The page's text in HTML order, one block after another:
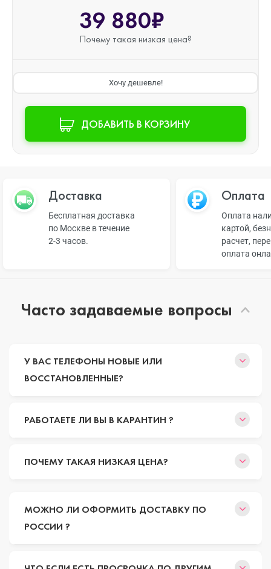
39 880₽
Почему такая низкая цена?
Хочу дешевле!
ДОБАВИТЬ В КОРЗИНУ
Доставка
Бесплатная доставка
по Москве в течение
2-3 часов.
Оплата
Оплата
картой,
расчет,
оплата
Часто задаваемые вопросы
У ВАС ТЕЛЕФОНЫ НОВЫЕ ИЛИ
ВОССТАНОВЛЕННЫЕ?
РАБОТАЕТЕ ЛИ ВЫ В КАРАНТИН ?
ПОЧЕМУ ТАКАЯ НИЗКАЯ ЦЕНА?
МОЖНО ЛИ ОФОРМИТЬ ДОСТАВКУ ПО
РОССИИ ?